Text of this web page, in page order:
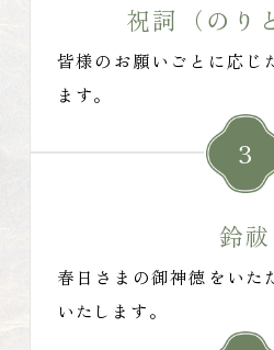
祝詞（のり
皆様のお願いごとに応じ
ます。
3
鈴祓
春日さまの御神徳をいた
いたします。